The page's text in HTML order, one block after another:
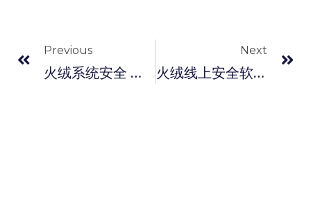
Previous
火绒系统安全 ：构建稳固高效的企业防护体系
Next
火绒线上安全软件 ：打造全面防护的智能安全防线